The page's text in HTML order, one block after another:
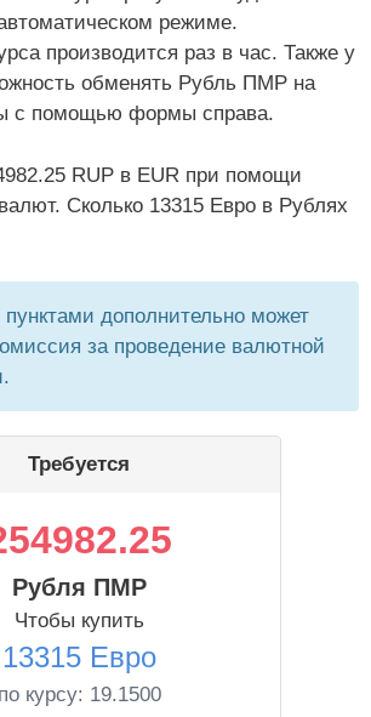
режиме.
производится раз в час. Также у
обменять Рубль ПМР на
с помощью формы справа.
RUP в EUR при помощи
Сколько 13315 Евро в Рублях
дополнительно может
за проведение валютной
Требуется
Рубля ПМР
Чтобы купить
13315 Евро
по курсу: 19.1500